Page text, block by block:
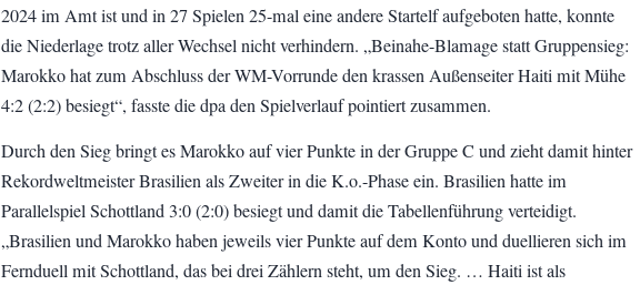
2024 im Amt ist und in 27 Spielen 25-mal eine andere Startelf aufgeboten hatte, konnte
die Niederlage trotz aller Wechsel nicht verhindern. „Beinahe-Blamage statt Gruppensieg:
Marokko hat zum Abschluss der WM-Vorrunde den krassen Außenseiter Haiti mit Mühe
4:2 (2:2) besiegt“, fasste die dpa den Spielverlauf pointiert zusammen.
Durch den Sieg bringt es Marokko auf vier Punkte in der Gruppe C und zieht damit hinter
Rekordweltmeister Brasilien als Zweiter in die K.o.-Phase ein. Brasilien hatte im
Parallelspiel Schottland 3:0 (2:0) besiegt und damit die Tabellenführung verteidigt.
„Brasilien und Marokko haben jeweils vier Punkte auf dem Konto und duellieren sich im
Fernduell mit Schottland, das bei drei Zählern steht, um den Sieg. … Haiti ist als